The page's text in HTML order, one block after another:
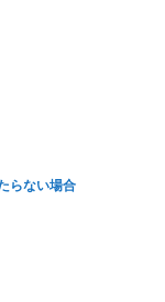
らない場合